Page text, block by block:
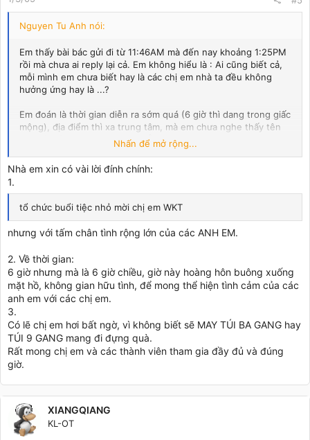
Nguyen Tu Anh nói:
Em thấy bài bác gửi đi từ 11:46AM mà đến nay khoảng 1:25PM
rồi mà chưa ai reply lại cả. Em không hiểu là : Ai cũng biết cả,
mỗi mình em chưa biết hay là các chị em nhà ta đều không
hưởng ứng hay là ...?
Em đoán là thời gian diễn ra sớm quá (6 giờ thì dang trong giấc
mộng), địa điểm thì xa trung tâm, mà em chưa nghe thấy tên
này nằm ở trong đó đâu nha! Ô! Hay bác cho em ăn da con "..."
Nhấn để mở rộng...
Nhà em xin có vài lời đính chính:
1.
tổ chức buổi tiệc nhỏ mời chị em WKT
nhưng với tấm chân tình rộng lớn của các ANH EM.
2. Về thời gian:
6 giờ nhưng mà là 6 giờ chiều, giờ này hoàng hôn buông xuống
mặt hồ, không gian hữu tình, để mong thể hiện tình cảm của các
anh em với các chị em.
3.
Có lẽ chị em hơi bất ngờ, vì không biết sẽ MAY TÚI BA GANG hay
TÚI 9 GANG mang đi đựng quà.
Rất mong chị em và các thành viên tham gia đầy đủ và đúng
giờ.
XIANGQIANG
KL-OT